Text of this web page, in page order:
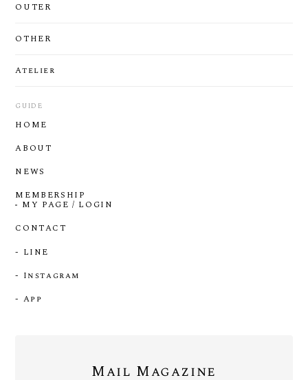
OUTER
OTHER
Atelier
GUIDE
HOME
ABOUT
NEWS
MEMBERSHIP
MY PAGE / LOGIN
CONTACT
- LINE
- Instagram
- App
Mail Magazine